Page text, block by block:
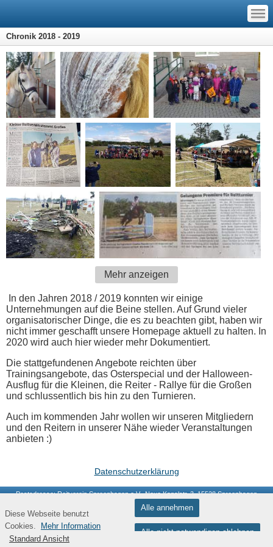
—
—
—
Chronik 2018 - 2019
Mehr anzeigen
In den Jahren 2018 / 2019 konnten wir einige
Unternehmungen auf die Beine stellen. Auf Grund vieler
organisatorischer Dinge, die es zu beachten gibt, haben wir
nicht immer geschafft unsere Homepage aktuell zu halten. In
2020 wird auch hier wieder mehr Dokumentiert.
Die stattgefundenen Angebote reichten über
Trainingsangebote, das Osterspecial und der Halloween-
Ausflug für die Kleinen, die Reiter - Rallye für die Großen
und schlussentlich bis hin zu den Turnieren.
Auch im kommenden Jahr wollen wir unseren Mitgliedern
und den Reitern in unserer Nähe wieder Veranstaltungen
anbieten :)
Datenschutzerklärung
Postadresse: Reitverein Spreenhagen e.V., Neue Kanalstr. 3, 15528 Spreenhagen
Standard Ansicht
Diese Webseite benutzt
Cookies.
Mehr Information
Alle annehmen
Alle nicht notwendigen ablehnen